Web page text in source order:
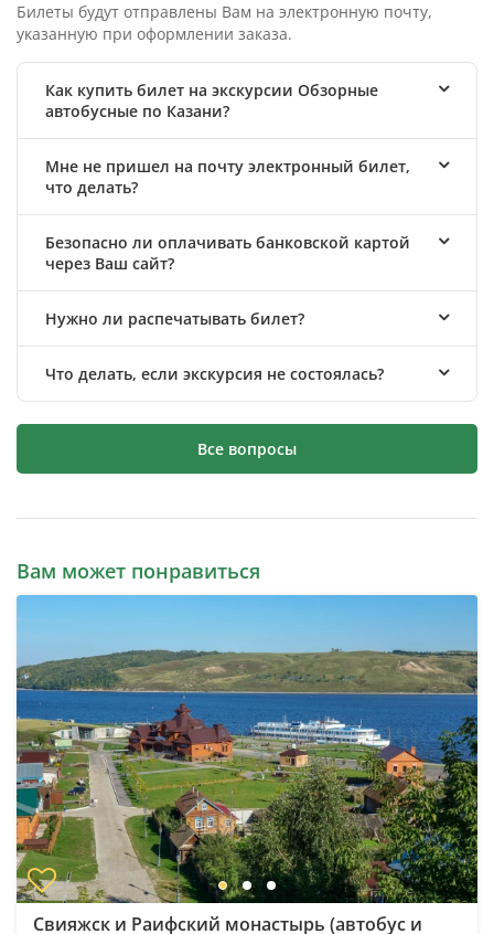
Билеты будут отправлены Вам на электронную почту,
указанную при оформлении заказа.
Как купить билет на экскурсии Обзорные
автобусные по Казани?
Мне не пришел на почту электронный билет,
что делать?
Безопасно ли оплачивать банковской картой
через Ваш сайт?
Нужно ли распечатывать билет?
Что делать, если экскурсия не состоялась?
Все вопросы
Вам может понравиться
Свияжск и Раифский монастырь (автобус и